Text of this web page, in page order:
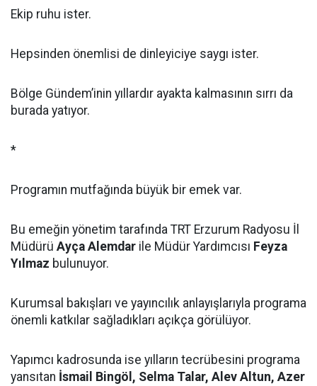
Ekip ruhu ister.
Hepsinden önemlisi de dinleyiciye saygı ister.
Bölge Gündem’inin yıllardır ayakta kalmasının sırrı da
burada yatıyor.
*
Programın mutfağında büyük bir emek var.
Bu emeğin yönetim tarafında TRT Erzurum Radyosu İl
Müdürü Ayça Alemdar ile Müdür Yardımcısı Feyza
Yılmaz bulunuyor.
Kurumsal bakışları ve yayıncılık anlayışlarıyla programa
önemli katkılar sağladıkları açıkça görülüyor.
Yapımcı kadrosunda ise yılların tecrübesini programa
yansıtan İsmail Bingöl, Selma Talar, Alev Altun, Azer